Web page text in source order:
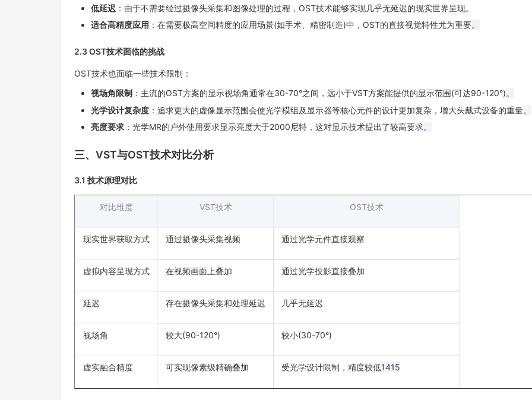
低延迟 ：由于不需要经过摄像头采集和图像处理的过程， OST技术能够实现几乎无延迟的现实世界呈现。
适合高精度应用 ：在需要极高空间精度的应用场景(如手术、精密制造)中， OST的直接视觉特性尤为重要。
2.3 OST技术面临的挑战
OST技术也面临一些技术限制：
视场角限制 ：主流的OST方案的显示视场角通常在30-70°之间，远小于VST方案能提供的显示范围(可达90-120°)。
光学设计复杂度 ：追求更大的虚像显示范围会使光学模组及显示器等核心元件的设计更加复杂，增大头戴式设备的重量。
亮度要求 ：光学MR的户外使用要求显示亮度大于2000尼特，这对显示技术提出了较高要求。
三、 VST与OST技术对比分析
3.1 技术原理对比
对比维度 VST技术 OST技术
现实世界获取方式 通过摄像头采集视频 通过光学元件直接观察
虚拟内容呈现方式 在视频画面上叠加 通过光学投影直接叠加
延迟 存在摄像头采集和处理延迟 几乎无延迟
视场角 较大(90-120°) 较小(30-70°)
虚实融合精度 可实现像素级精确叠加 受光学设计限制，精度较低1415